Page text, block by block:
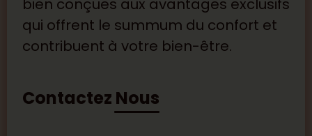
bien conçues aux avantages exclusifs
qui offrent le summum du confort et
contribuent à votre bien-être.
Contactez Nous